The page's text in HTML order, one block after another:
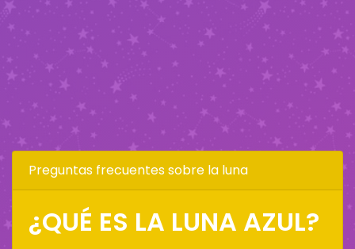
Preguntas frecuentes sobre la luna
¿QUÉ ES LA LUNA AZUL?